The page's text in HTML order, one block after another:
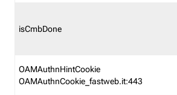
isCmbDone
OAMAuthnHintCookie
OAMAuthnCookie_fastweb.it:443